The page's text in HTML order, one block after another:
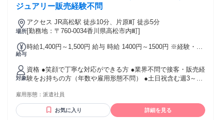
ジュアリー販売経験不問
場所
アクセス JR高松駅 徒歩10分、片原町 徒歩5分
[勤務地：〒760-0034香川県高松市内町]
給与
時給1,400円～1,500円 給与 時給 1400円～1500円 ※経験・ス
払いで給与が受け取れます（※上限、条件あり） 交通費：通
勤交通費全額支給
対象
資格 ●笑顔で丁寧な対応ができる方 ●業界不問で接客・販売経
験をお持ちの方（年数や雇用形態不問） ●土日祝含む週3～シ
（長期）大歓迎
雇用形態： 派遣社員
お気に入り 詳細を見る